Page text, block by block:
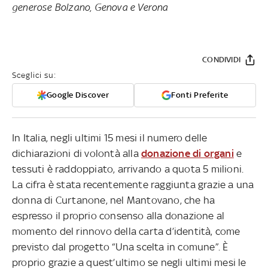
generose Bolzano, Genova e Verona
Sceglici su:
Google Discover Fonti Preferite
CONDIVIDI
In Italia, negli ultimi 15 mesi il numero delle
dichiarazioni di volontà alla donazione di organi e
tessuti è raddoppiato, arrivando a quota 5 milioni.
La cifra è stata recentemente raggiunta grazie a una
donna di Curtanone, nel Mantovano, che ha
espresso il proprio consenso alla donazione al
momento del rinnovo della carta d’identità, come
previsto dal progetto “Una scelta in comune”. È
proprio grazie a quest’ultimo se negli ultimi mesi le